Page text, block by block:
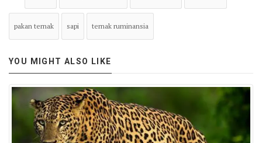
pakan ternak sapi ternak ruminansia
YOU MIGHT ALSO LIKE